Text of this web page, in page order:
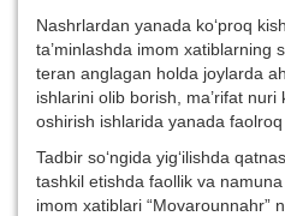
Nashrlardan yanada ko‘proq
ta’minlashda imom xatiblarning
teran anglagan holda joylarda
ishlarini olib borish, ma’rifat
oshirish ishlarida yanada faolroq
Tadbir so‘ngida yig‘ilishda
tashkil etishda faollik va
imom xatiblari “Movarounnahr”